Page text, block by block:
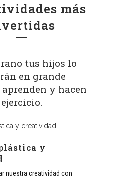
más
tus hijos lo
en grande
y hacen
ejercicio.
y
nuestra creatividad con